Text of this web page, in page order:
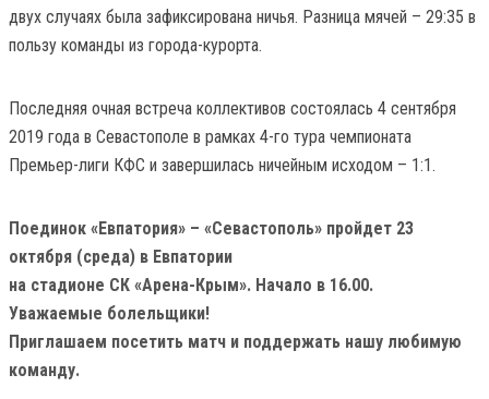
двух случаях была зафиксирована ничья. Разница мячей – 29:35 в
пользу команды из города-курорта.
Последняя очная встреча коллективов состоялась 4 сентября
2019 года в Севастополе в рамках 4-го тура чемпионата
Премьер-лиги КФС и завершилась ничейным исходом – 1:1.
Поединок «Евпатория» – «Севастополь» пройдет 23
октября (среда) в Евпатории
на стадионе СК «Арена-Крым». Начало в 16.00.
Уважаемые болельщики!
Приглашаем посетить матч и поддержать нашу любимую
команду.